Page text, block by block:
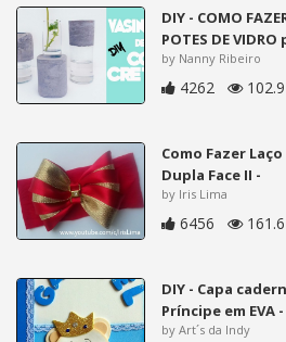
DIY - COMO
POTES DE VIDRO
by Nanny Ribeiro
4262
Como Fazer
Dupla Face II -
by Iris Lima
6456
DIY - Capa
Príncipe em EVA -
by Art´s da Indy